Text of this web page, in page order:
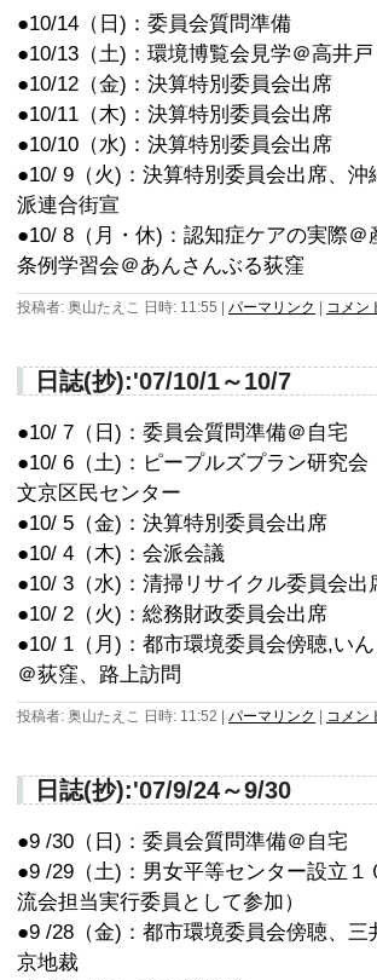
●10/14（日)：委員会質問準備
●10/13（土)：環境博覧会見学＠高井戸
●10/12（金)：決算特別委員会出席
●10/11（木)：決算特別委員会出席
●10/10（水)：決算特別委員会出席
●10/ 9（火)：決算特別委員会出席、
派連合街宣
●10/ 8（月・休)：認知症ケアの実際
条例学習会＠あんさんぶる荻窪
投稿者: 奥山たえこ 日時: 11:55 パーマリンク コメン
日誌(抄):'07/10/1～10/7
●10/ 7（日)：委員会質問準備＠自宅
●10/ 6（土)：ピープルズプラン研究
文京区民センター
●10/ 5（金)：決算特別委員会出席
●10/ 4（木)：会派会議
●10/ 3（水)：清掃リサイクル委員会出
●10/ 2（火)：総務財政委員会出席
●10/ 1（月)：都市環境委員会傍聴,い
＠荻窪、路上訪問
投稿者: 奥山たえこ 日時: 11:52 パーマリンク コメン
日誌(抄):'07/9/24～9/30
●9 /30（日)：委員会質問準備＠自宅
●9 /29（土)：男女平等センター設立
流会担当実行委員として参加）
●9 /28（金)：都市環境委員会傍聴、
京地裁